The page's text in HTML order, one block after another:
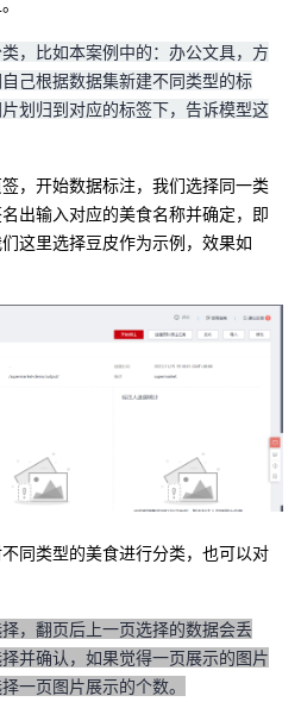
，比如本案例中的：办公文具，方
己根据数据集新建不同类型的标
划归到对应的标签下，告诉模型这
，开始数据标注，我们选择同一类
出输入对应的美食名称并确定，即
这里选择豆皮作为示例，效果如
同类型的美食进行分类，也可以对
，翻页后上一页选择的数据会丢
并确认，如果觉得一页展示的图片
一页图片展示的个数。